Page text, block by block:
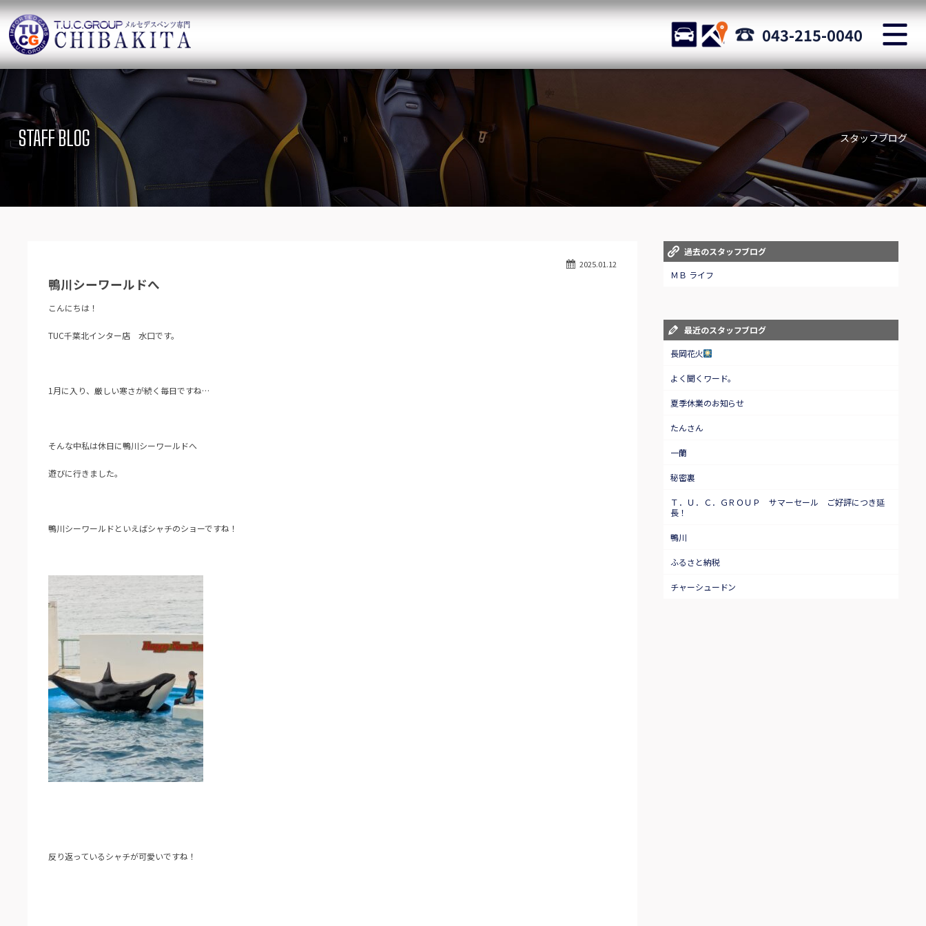
TUCグループ メルセデスベンツ専門 千葉北インター店
STOCK ACCESS 043-215-0040
ニュース
News and Topics
在庫リスト 目玉車両一覧
保証＆サービス アクセスマップ
Access map
お問い合わせ
特別作業について オーダーサービス 買取無料査定 自動車保険
Car insurance
スタッフblog
Staff blog
会社概要
STAFF BLOG スタッフブログ
2025.01.12
鴨川シーワールドへ
こんにちは！
TUC千葉北インター店 水口です。
1月に入り、厳しい寒さが続く毎日ですね…
そんな中私は休日に鴨川シーワールドへ
遊びに行きました。
鴨川シーワールドといえばシャチのショーですね！
反り返っているシャチが可愛いですね！
過去のスタッフブログ
ＭＢ ライフ
最近のスタッフブログ
長岡花火
よく聞くワード。
夏季休業のお知らせ
たんさん
一蘭
秘密裏
Ｔ．Ｕ．Ｃ．ＧＲＯＵＰ サマーセール ご好評につき延
長！
鴨川
ふるさと納税
チャーシュードン